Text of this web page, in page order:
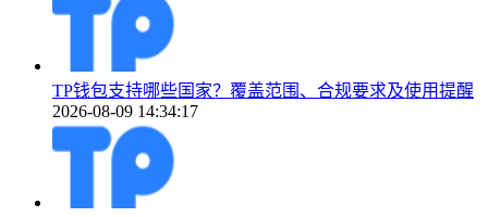
TP钱包支持哪些国家？覆盖范围、合规要求及使用提醒
2026-08-09 14:34:17